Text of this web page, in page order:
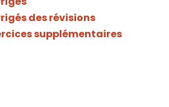
des révisions
supplémentaires